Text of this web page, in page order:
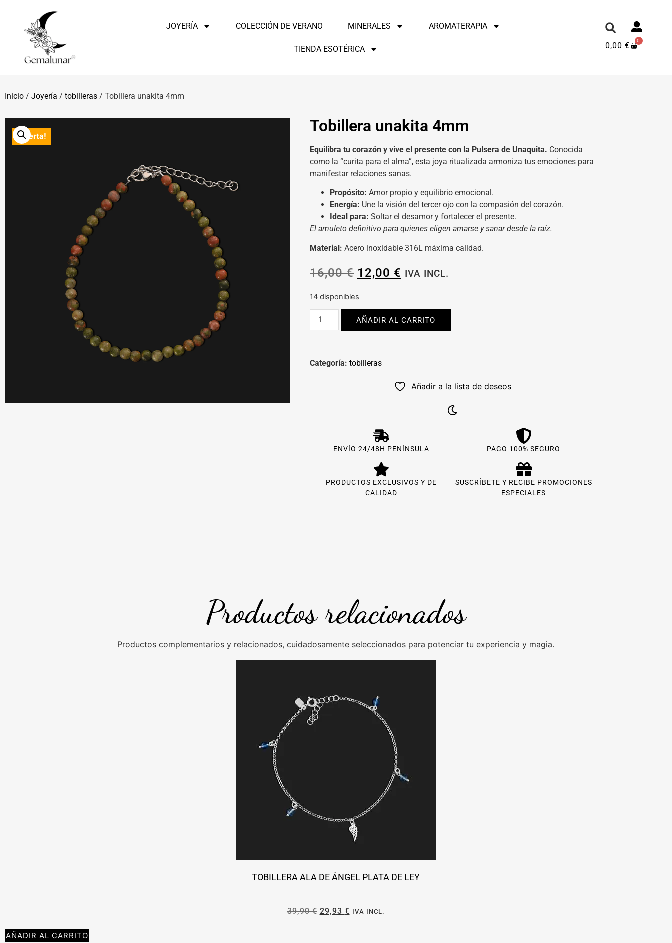
JOYERÍA COLECCIÓN DE VERANO MINERALES AROMATERAPIA
TIENDA ESOTÉRICA 0,00 €
0
Inicio / Joyería / tobilleras / Tobillera unakita 4mm
¡Oferta!
Tobillera unakita 4mm
Equilibra tu corazón y vive el presente con la Pulsera de Unaquita. Conocida
como la “curita para el alma”, esta joya ritualizada armoniza tus emociones para
manifestar relaciones sanas.
Propósito: Amor propio y equilibrio emocional.
Energía: Une la visión del tercer ojo con la compasión del corazón.
Ideal para: Soltar el desamor y fortalecer el presente.
El amuleto definitivo para quienes eligen amarse y sanar desde la raíz.
Material: Acero inoxidable 316L máxima calidad.
16,00€ 12,00 € IVA INCL.
14 disponibles
AÑADIR AL CARRITO
Categoría: tobilleras
Añadir a la lista de deseos
ENVÍO 24/48H PENÍNSULA PAGO 100% SEGURO
PRODUCTOS EXCLUSIVOS Y DE
CALIDAD
SUSCRÍBETE Y RECIBE PROMOCIONES
ESPECIALES
Productos relacionados
Productos complementarios y relacionados, cuidadosamente seleccionados para potenciar tu experiencia y magia.
TOBILLERA ALA DE ÁNGEL PLATA DE LEY
39,90€ 29,93 € IVA INCL.
AÑADIR AL CARRITO